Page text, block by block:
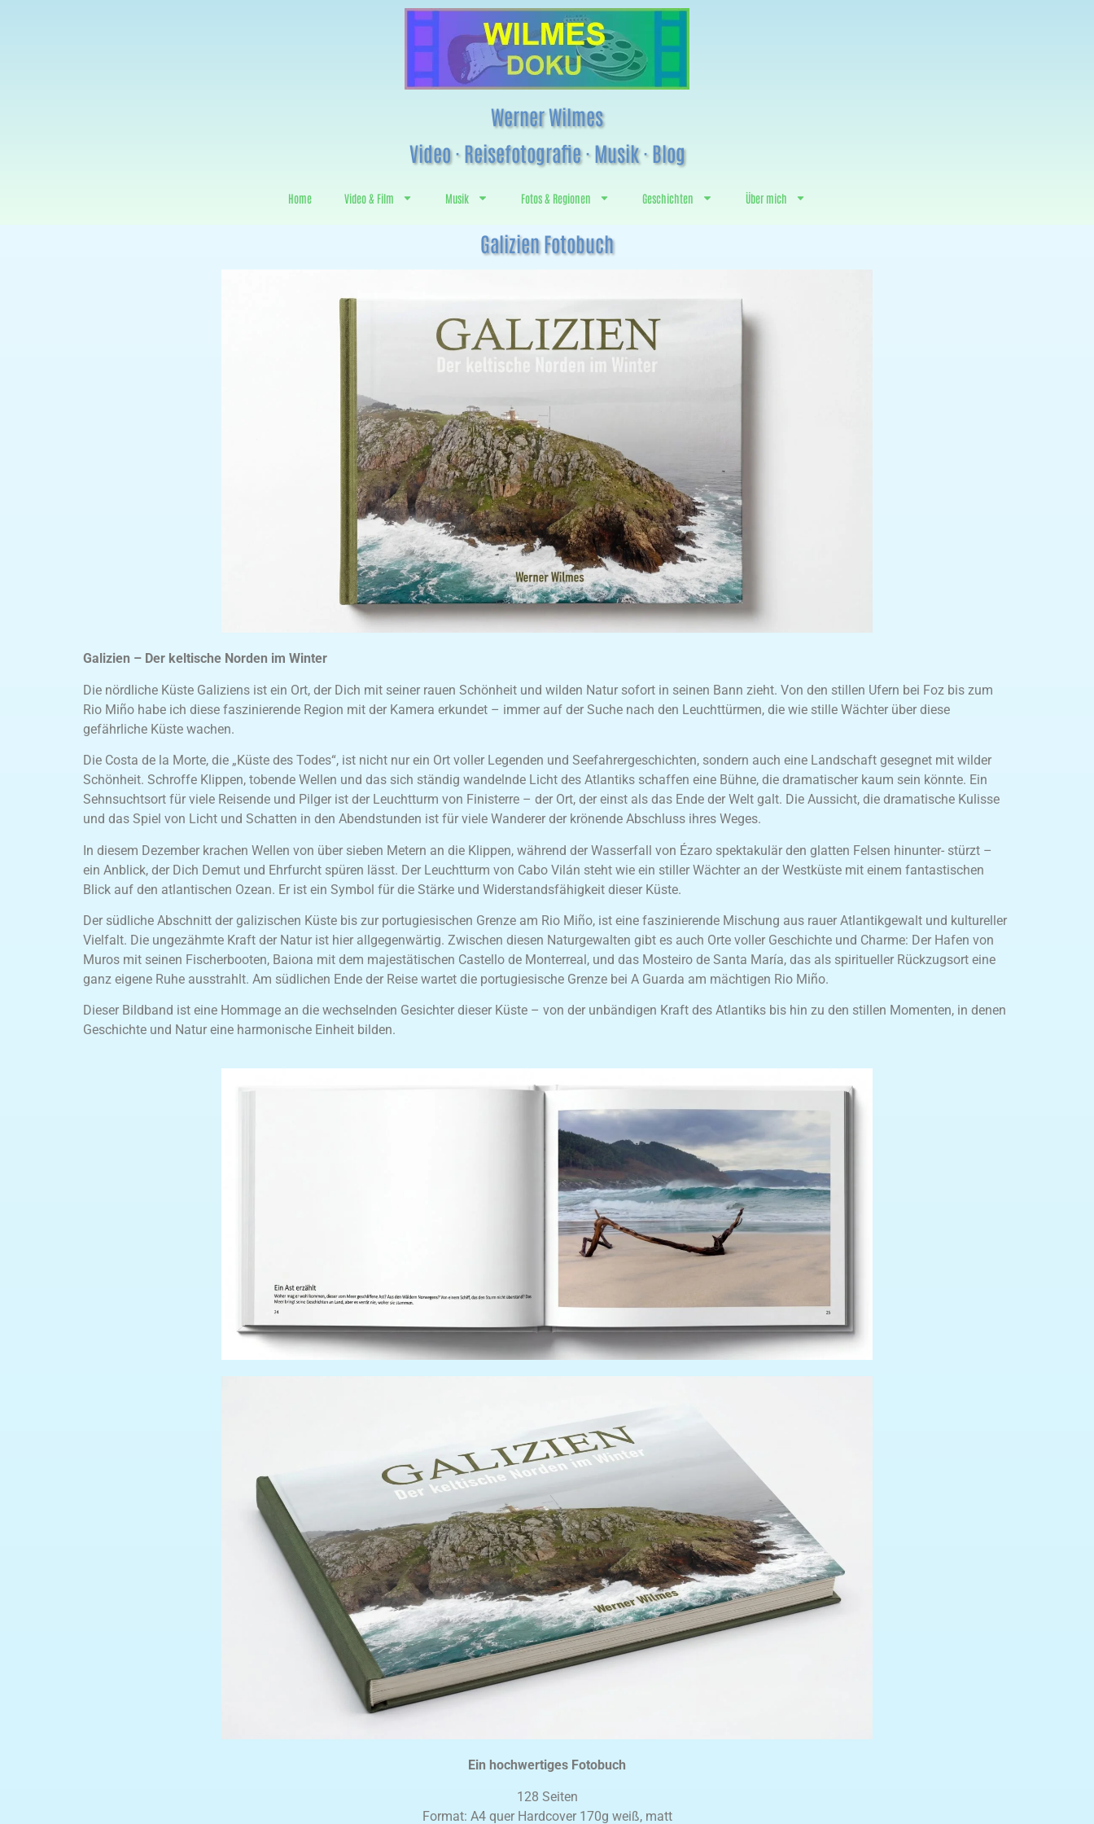
Werner Wilmes
Video · Reisefotografie · Musik · Blog
Home Video & Film Musik Fotos & Regionen Geschichten Über mich
Galizien Fotobuch
Galizien – Der keltische Norden im Winter
Die nördliche Küste Galiziens ist ein Ort, der Dich mit seiner rauen Schönheit und wilden Natur sofort in seinen Bann zieht. Von den stillen Ufern bei Foz bis zum
Rio Miño habe ich diese faszinierende Region mit der Kamera erkundet – immer auf der Suche nach den Leuchttürmen, die wie stille Wächter über diese
gefährliche Küste wachen.
Die Costa de la Morte, die „Küste des Todes“, ist nicht nur ein Ort voller Legenden und Seefahrergeschichten, sondern auch eine Landschaft gesegnet mit wilder
Schönheit. Schroffe Klippen, tobende Wellen und das sich ständig wandelnde Licht des Atlantiks schaffen eine Bühne, die dramatischer kaum sein könnte. Ein
Sehnsuchtsort für viele Reisende und Pilger ist der Leuchtturm von Finisterre – der Ort, der einst als das Ende der Welt galt. Die Aussicht, die dramatische Kulisse
und das Spiel von Licht und Schatten in den Abendstunden ist für viele Wanderer der krönende Abschluss ihres Weges.
In diesem Dezember krachen Wellen von über sieben Metern an die Klippen, während der Wasserfall von Ézaro spektakulär den glatten Felsen hinunter- stürzt –
ein Anblick, der Dich Demut und Ehrfurcht spüren lässt. Der Leuchtturm von Cabo Vilán steht wie ein stiller Wächter an der Westküste mit einem fantastischen
Blick auf den atlantischen Ozean. Er ist ein Symbol für die Stärke und Widerstandsfähigkeit dieser Küste.
Der südliche Abschnitt der galizischen Küste bis zur portugiesischen Grenze am Rio Miño, ist eine faszinierende Mischung aus rauer Atlantikgewalt und kultureller
Vielfalt. Die ungezähmte Kraft der Natur ist hier allgegenwärtig. Zwischen diesen Naturgewalten gibt es auch Orte voller Geschichte und Charme: Der Hafen von
Muros mit seinen Fischerbooten, Baiona mit dem majestätischen Castello de Monterreal, und das Mosteiro de Santa María, das als spiritueller Rückzugsort eine
ganz eigene Ruhe ausstrahlt. Am südlichen Ende der Reise wartet die portugiesische Grenze bei A Guarda am mächtigen Rio Miño.
Dieser Bildband ist eine Hommage an die wechselnden Gesichter dieser Küste – von der unbändigen Kraft des Atlantiks bis hin zu den stillen Momenten, in denen
Geschichte und Natur eine harmonische Einheit bilden.
Ein hochwertiges Fotobuch
128 Seiten
Format: A4 quer Hardcover 170g weiß, matt